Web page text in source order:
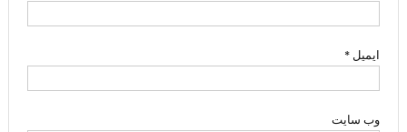
ایمیل *
وب‌ سایت